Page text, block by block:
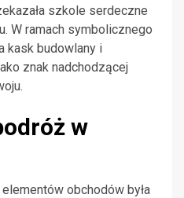
szkole serdeczne
W ramach symbolicznego
kask budowlany i
znak nadchodzącej
w
obchodów była